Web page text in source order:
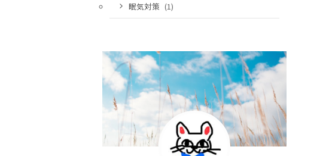
眠気対策 (1)